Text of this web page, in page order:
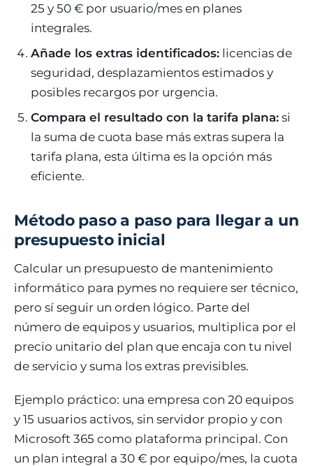
25 y 50 € por usuario/mes en planes
integrales.
Añade los extras identificados: licencias de
seguridad, desplazamientos estimados y
posibles recargos por urgencia.
Compara el resultado con la tarifa plana: si
la suma de cuota base más extras supera la
tarifa plana, esta última es la opción más
eficiente.
Método paso a paso para llegar a un
presupuesto inicial
Calcular un presupuesto de mantenimiento
informático para pymes no requiere ser técnico,
pero sí seguir un orden lógico. Parte del
número de equipos y usuarios, multiplica por el
precio unitario del plan que encaja con tu nivel
de servicio y suma los extras previsibles.
Ejemplo práctico: una empresa con 20 equipos
y 15 usuarios activos, sin servidor propio y con
Microsoft 365 como plataforma principal. Con
un plan integral a 30 € por equipo/mes, la cuota